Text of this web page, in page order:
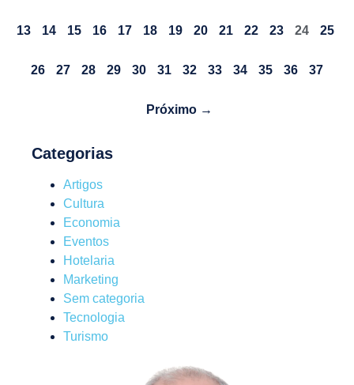
13 14 15 16 17 18 19 20 21 22 23 24 25
26 27 28 29 30 31 32 33 34 35 36 37
Próximo →
Categorias
Artigos
Cultura
Economia
Eventos
Hotelaria
Marketing
Sem categoria
Tecnologia
Turismo